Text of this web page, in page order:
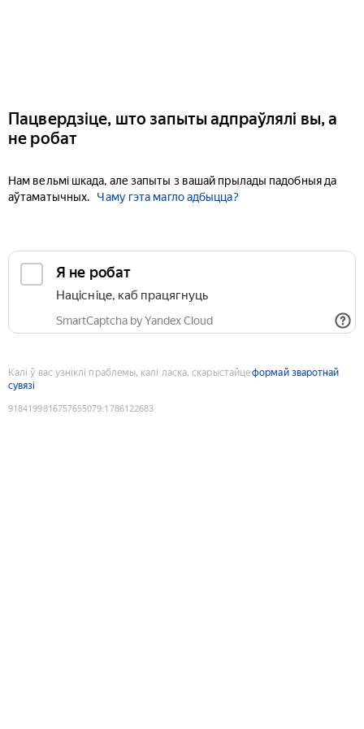
Пацвердзіце, што запыты адпраўлялі вы, а
не робат
Нам вельмі шкада, але запыты з вашай прылады падобныя да
аўтаматычных.
Чаму гэта магло адбыцца?
Я не робат
Націсніце, каб працягнуць
SmartCaptcha by Yandex Cloud
Калі ў вас узніклі праблемы, калі ласка, скарыстайцеформай зваротнай
сувязі
9184199816757655079:1786122683